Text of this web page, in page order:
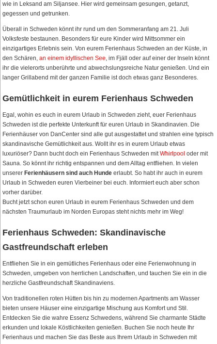
wie in Leksand am Siljansee. Hier wird gemeinsam gesungen, getanzt,
gegessen und getrunken.
Überall in Schweden könnt ihr rund um den Sommeranfang am 21. Juli
Volksfeste bestaunen. Besonders für eure Kinder wird Mittsommer ein
einzigartiges Erlebnis sein. Von eurem Ferienhaus Schweden an der Küste, in
den Schären, an einem idyllischen See, im Fjäll oder auf einer der Inseln könnt
ihr die vielerorts unberührte und abwechslungsreiche Natur genießen. Und ein
langer Grillabend mit der ganzen Familie ist doch etwas ganz Besonderes.
Gemütlichkeit in eurem Ferienhaus Schweden
Egal, wohin es euch in eurem Urlaub in Schweden zieht, euer Ferienhaus
Schweden ist die perfekte Unterkunft für euren Urlaub in Skandinavien. Die
Ferienhäuser von DanCenter sind alle gut ausgestattet und strahlen eine typisch
skandinavische Gemütlichkeit aus. Wollt ihr es in eurem Urlaub etwas
luxuriöser? Dann bucht doch ein Ferienhaus Schweden mitWhirlpool oder mit
Sauna. So könnt ihr richtig entspannen und dem Alltag entfliehen. In vielen
unserer Ferienhäusern sind auch Hunde erlaubt. So habt ihr auch in eurem
Urlaub in Schweden euren Vierbeiner bei euch. Informiert euch aber schon
vorher darüber.
Bucht jetzt schon euren Urlaub in eurem Ferienhaus Schweden und dem
nächsten Traumurlaub im Norden Europas steht nichts mehr im Weg!
Ferienhaus Schweden: Skandinavische
Gastfreundschaft erleben
Entfliehen Sie in ein gemütliches Ferienhaus oder eine Ferienwohnung in
Schweden, umgeben von herrlichen Landschaften, und tauchen Sie ein in die
herzliche Gastfreundschaft Skandinaviens.
Von traditionellen roten Hütten bis hin zu modernen Apartments am Wasser
bieten unsere Häuser eine einzigartige Mischung aus Komfort und Stil.
Entdecken Sie die wahre Essenz Schwedens, während Sie charmante Städte
erkunden und lokale Köstlichkeiten genießen. Buchen Sie noch heute Ihr
Ferienhaus und machen Sie das Beste aus Ihrem Urlaub in Schweden mit